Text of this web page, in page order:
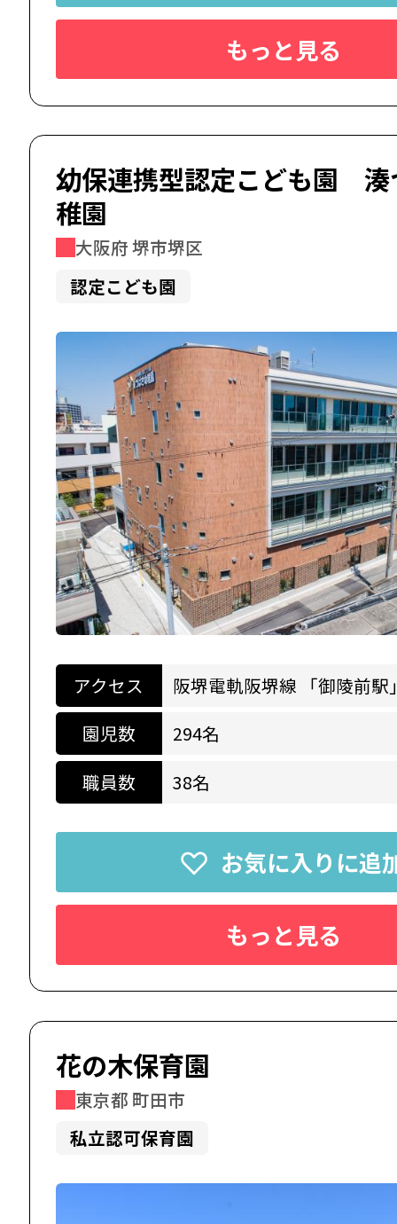
もっと見る
幼保連携型認定こども園 湊
稚園
大阪府 堺市堺区
認定こども園
アクセス
阪堺電軌阪堺線 「御陵前駅
園児数
294名
職員数
38名
お気に入りに追
もっと見る
花の木保育園
東京都 町田市
私立認可保育園